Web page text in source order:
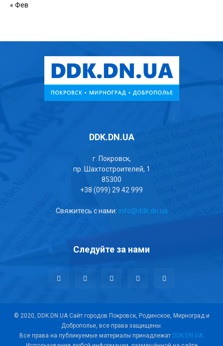
« Фев
DDK.DN.UA
г. Покровск,
пр. Шахтостроителей, 1
85300
+38 (099) 29 42 999
Свяжитесь с нами: info@ddk.dn.ua
Следуйте за нами
© 2020, DDK.DN.UA Сайт городов Покровск, Родинское, Мирноград и
Доброполье, все права защищены.
Все права на публикуемые материалы принадлежат DDK.DN.UA.